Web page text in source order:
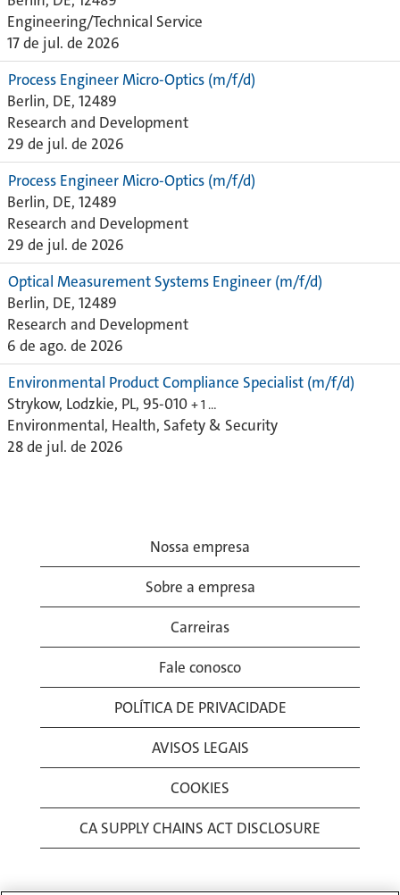
Engineering/Technical Service
17 de jul. de 2026
Process Engineer Micro-Optics (m/f/d)
Berlin, DE, 12489
Research and Development
29 de jul. de 2026
Process Engineer Micro-Optics (m/f/d)
Berlin, DE, 12489
Research and Development
29 de jul. de 2026
Optical Measurement Systems Engineer (m/f/d)
Berlin, DE, 12489
Research and Development
6 de ago. de 2026
Environmental Product Compliance Specialist (m/f/d)
Strykow, Lodzkie, PL, 95-010 + 1 …
Environmental, Health, Safety & Security
28 de jul. de 2026
Nossa empresa
Sobre a empresa
Carreiras
Fale conosco
POLÍTICA DE PRIVACIDADE
AVISOS LEGAIS
COOKIES
CA SUPPLY CHAINS ACT DISCLOSURE